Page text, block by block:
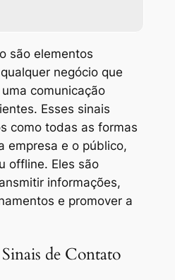
são elementos
negócio que
comunicação
Esses sinais
como todas as formas
empresa e o público,
offline. Eles são
informações,
e promover a
de Contato